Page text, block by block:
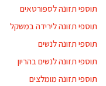
תוספי תזונה לספורטאים
תוספי תזונה לירידה במשקל
תוספי תזונה לנשים
תוספי תזונה לנשים בהריון
תוספי תזונה מומלצים